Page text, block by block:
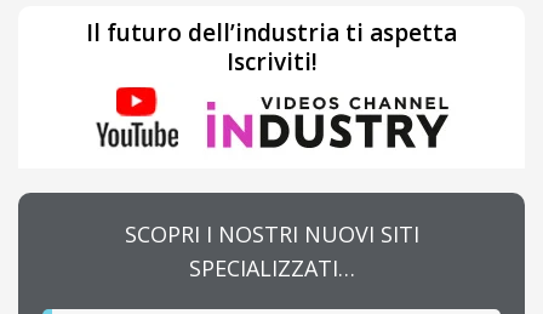
Il futuro dell’industria ti aspetta
Iscriviti!
SCOPRI I NOSTRI NUOVI SITI
SPECIALIZZATI…